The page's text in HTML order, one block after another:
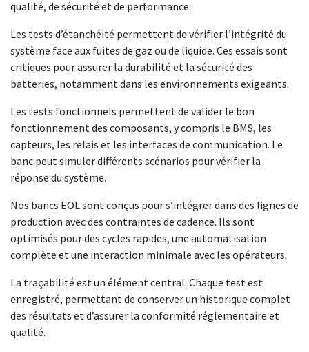
qualité, de sécurité et de performance.
Les tests d’étanchéité permettent de vérifier l’intégrité du
système face aux fuites de gaz ou de liquide. Ces essais sont
critiques pour assurer la durabilité et la sécurité des
batteries, notamment dans les environnements exigeants.
Les tests fonctionnels permettent de valider le bon
fonctionnement des composants, y compris le BMS, les
capteurs, les relais et les interfaces de communication. Le
banc peut simuler différents scénarios pour vérifier la
réponse du système.
Nos bancs EOL sont conçus pour s’intégrer dans des lignes de
production avec des contraintes de cadence. Ils sont
optimisés pour des cycles rapides, une automatisation
complète et une interaction minimale avec les opérateurs.
La traçabilité est un élément central. Chaque test est
enregistré, permettant de conserver un historique complet
des résultats et d’assurer la conformité réglementaire et
qualité.